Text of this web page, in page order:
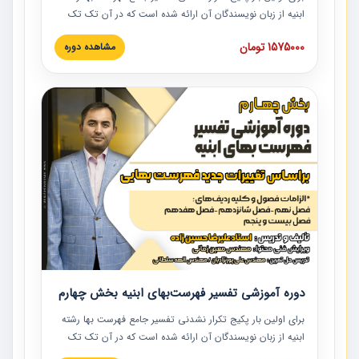
ابنیه از زبان نویسندگان آن ارائه شده است که در آن تک تک
ردیف ها و مطالب فهرست بها تفسیر و ارائه شده است. این
دوره به صورت کامل تصویری بوده و به همراه تصاویر عملیات
دوره با کلام مهندس علیرضاحسین‌زاده مدیر پروژه مهندسی
مشاور در امر بازنگری فهرست بها رشته ابنیه ارائه شده و به تمام
همکارانی که در حوزه صنعت ساخت در حال فعالیت هستند حتما
توصیه می کنیم از مطالب این دوره استفاده نمایند.
1575000 تومان مشاهده دوره
دوره آموزشی تفسیر فهرست‌بهای ابنیه بخش چهارم
برای اولین بار پکیج تکرار نشدنی تفسیر جامع فهرست بها رشته
ابنیه از زبان نویسندگان آن ارائه شده است که در آن تک تک
ردیف ها و مطالب فهرست بها تفسیر و ارائه شده است. این